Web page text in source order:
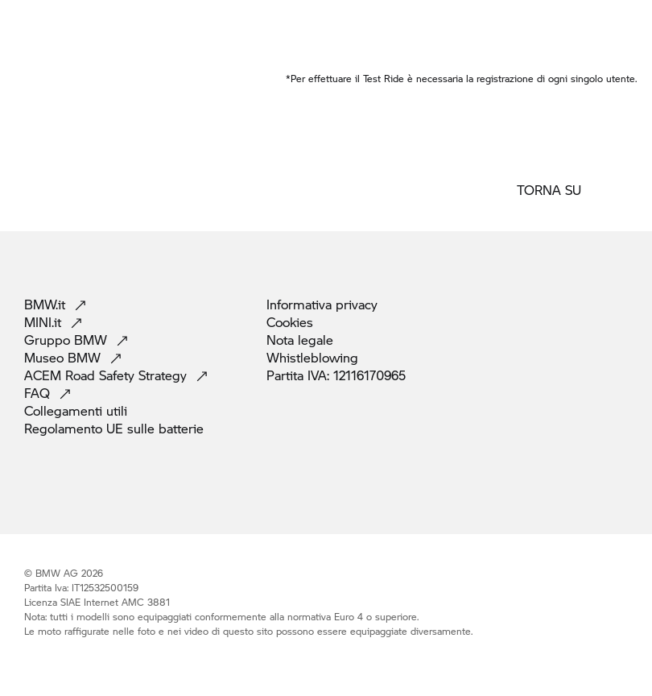
*Per effettuare il Test Ride è necessaria la registrazione di ogni singolo utente.
TORNA SU
BMW.it
MINI.it
Gruppo BMW
Museo BMW
ACEM Road Safety Strategy
FAQ
Collegamenti utili
Regolamento UE sulle batterie
Informativa privacy
Cookies
Nota legale
Whistleblowing
Partita IVA: 12116170965
© BMW AG 2026
Partita Iva: IT12532500159
Licenza SIAE Internet AMC 3881
Nota: tutti i modelli sono equipaggiati conformemente alla normativa Euro 4 o superiore.
Le moto raffigurate nelle foto e nei video di questo sito possono essere equipaggiate diversamente.